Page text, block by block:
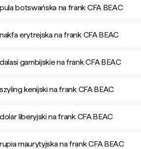
botswańska na frank CFA BEAC
erytrejska na frank CFA BEAC
gambijskie na frank CFA BEAC
kenijski na frank CFA BEAC
liberyjski na frank CFA BEAC
maurytyjska na frank CFA BEAC